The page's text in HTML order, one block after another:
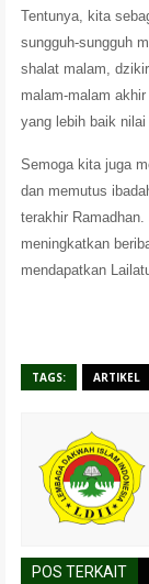
Tentunya, kita
sungguh-sungguh
shalat malam,
malam-malam
yang lebih baik
Semoga kita juga
dan memutus
terakhir
meningkatkan
mendapatkan
TAGS: ARTIKEL
POS TERKAIT